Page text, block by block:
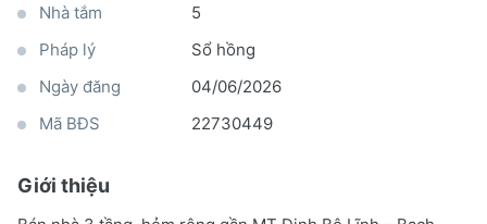
Nhà tắm
5
Pháp lý
Sổ hồng
Ngày đăng
04/06/2026
Mã BĐS
22730449
Giới thiệu